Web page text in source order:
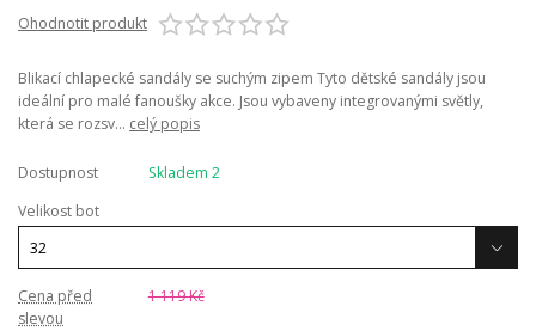
Ohodnotit produkt
Blikací chlapecké sandály se suchým zipem Tyto dětské sandály jsou
ideální pro malé fanoušky akce. Jsou vybaveny integrovanými světly,
která se rozsv... celý popis
Dostupnost
Skladem 2
Velikost bot
Cena před
slevou
1 119 Kč